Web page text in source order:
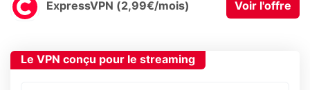
ExpressVPN (2,99€/mois) Voir l'offre
Le VPN conçu pour le streaming